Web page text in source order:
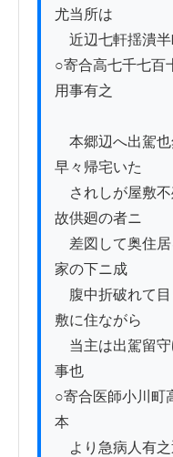
尤当所は
近辺七軒揺潰半
○寄合高七千七百
用事有之
本郷辺へ出駕也
早々帰宅いた
されしが屋敷不
故供廻の者ニ
差図して奥住居
家の下ニ成
腹中折破れて目
敷に住ながら
当主は出駕留守
事也
○寄合医師小川町
本
より急病人有之